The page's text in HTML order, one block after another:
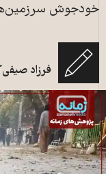
خودجوش
فرزاد